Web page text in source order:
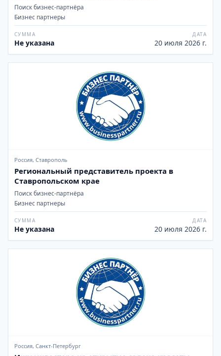
Поиск бизнес-партнёра
Бизнес партнеры
СУММА
Не указана
ДАТА
20 июля 2026 г.
Россия, Ставрополь
Региональный представитель проекта в
Ставропольском крае
Поиск бизнес-партнёра
Бизнес партнеры
СУММА
Не указана
ДАТА
20 июля 2026 г.
Россия, Санкт-Петербург